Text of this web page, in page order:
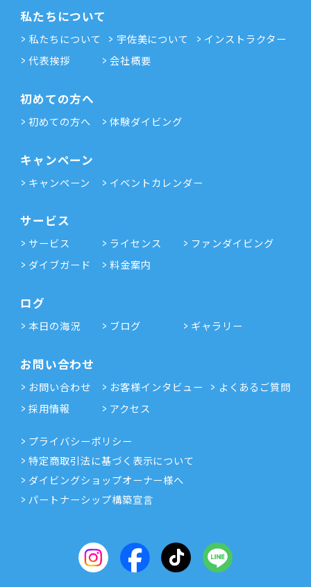
私たちについて
私たちについて 宇佐美について
インストラクター
代表挨拶
会社概要
初めての方へ
初めての方へ 体験ダイビング
キャンペーン
キャンペーン イベントカレンダー
サービス
サービス ライセンス
ファンダイビング
ダイブガード
料金案内
ログ
本日の海況 ブログ ギャラリー
お問い合わせ
お問い合わせ お客様インタビュー
よくあるご質問
採用情報
アクセス
プライバシーポリシー
特定商取引法に基づく表示について
ダイビングショップオーナー様へ
パートナーシップ構築宣言